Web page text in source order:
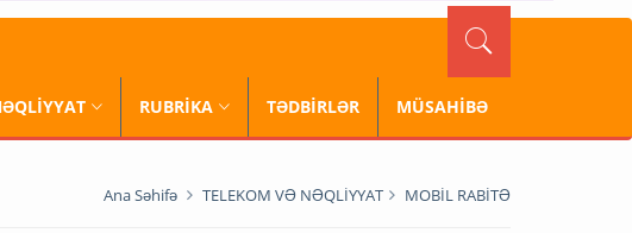
RUBRİKA TƏDBİRLƏR MÜSAHİBƏ
Ana Səhifə TELEKOM VƏ NƏQLİYYAT MOBİL RABİTƏ